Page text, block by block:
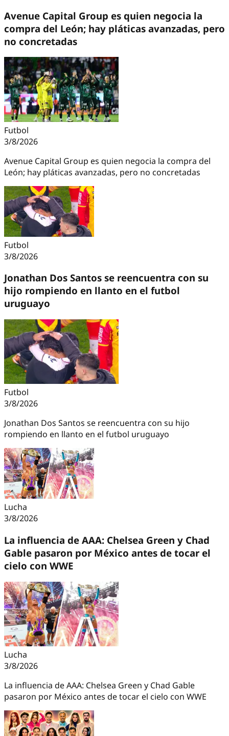
Avenue Capital Group es quien negocia la
compra del León; hay pláticas avanzadas, pero
no concretadas
Futbol
3/8/2026
Avenue Capital Group es quien negocia la compra del
León; hay pláticas avanzadas, pero no concretadas
Futbol
3/8/2026
Jonathan Dos Santos se reencuentra con su
hijo rompiendo en llanto en el futbol
uruguayo
Futbol
3/8/2026
Jonathan Dos Santos se reencuentra con su hijo
rompiendo en llanto en el futbol uruguayo
Lucha
3/8/2026
La influencia de AAA: Chelsea Green y Chad
Gable pasaron por México antes de tocar el
cielo con WWE
Lucha
3/8/2026
La influencia de AAA: Chelsea Green y Chad Gable
pasaron por México antes de tocar el cielo con WWE